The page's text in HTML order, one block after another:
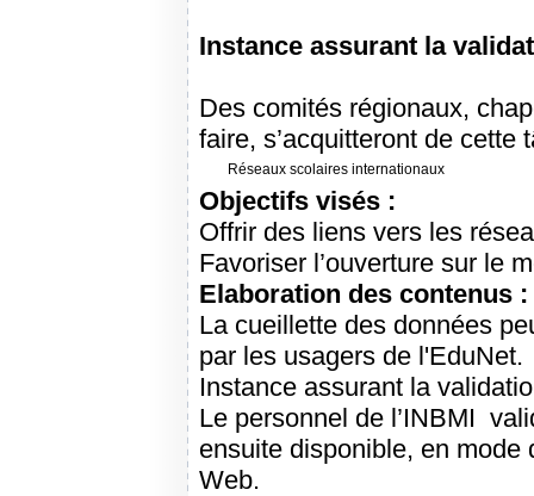
Instance assurant la
Des comités régionaux,
faire, s’acquitteront de cette
Réseaux scolaires internationaux
Objectifs visés :
Offrir des liens vers les
Favoriser l’ouverture sur le
Elaboration des contenus :
La cueillette des données
par les usagers de l'EduNet.
Instance assurant la
Le personnel de l’INBMI
ensuite disponible, en
Web.